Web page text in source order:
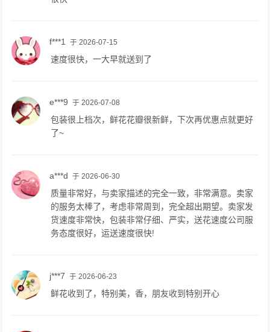
f***1 于 2026-07-15
速度很快，一大早就送到了
e***9 于 2026-07-08
包装很上档次，鲜花花瓣很新鲜，下次再优惠点就更好
了~
a***d 于 2026-06-30
质量非常好，与卖家描述的完全一致，非常满意。卖家
的服务太棒了，考虑非常周到，完全超出期望。卖家发
货速度非常快，包装非常仔细、严实，送花速度公司服
务态度很好，运送速度很快!
j***7 于 2026-06-23
鲜花收到了，特别美，香，朋友收到特别开心